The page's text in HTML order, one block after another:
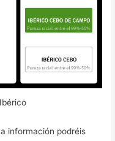
información podréis